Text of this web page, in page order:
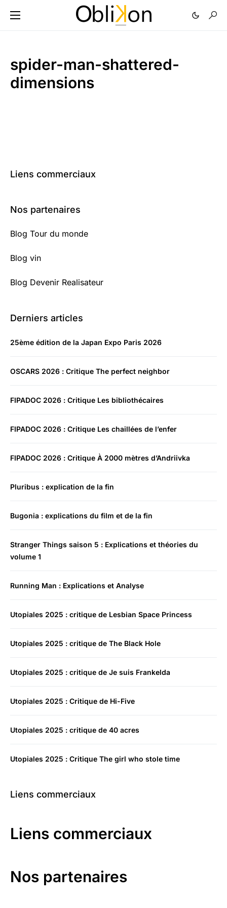
spider-man-shattered-
dimensions
Liens commerciaux
Nos partenaires
Blog Tour du monde
Blog vin
Blog Devenir Realisateur
Derniers articles
25ème édition de la Japan Expo Paris 2026
OSCARS 2026 : Critique The perfect neighbor
FIPADOC 2026 : Critique Les bibliothécaires
FIPADOC 2026 : Critique Les chaillées de l’enfer
FIPADOC 2026 : Critique À 2000 mètres d’Andriivka
Pluribus : explication de la fin
Bugonia : explications du film et de la fin
Stranger Things saison 5 : Explications et théories du
volume 1
Running Man : Explications et Analyse
Utopiales 2025 : critique de Lesbian Space Princess
Utopiales 2025 : critique de The Black Hole
Utopiales 2025 : critique de Je suis Frankelda
Utopiales 2025 : Critique de Hi-Five
Utopiales 2025 : critique de 40 acres
Utopiales 2025 : Critique The girl who stole time
Liens commerciaux
Liens commerciaux
Nos partenaires